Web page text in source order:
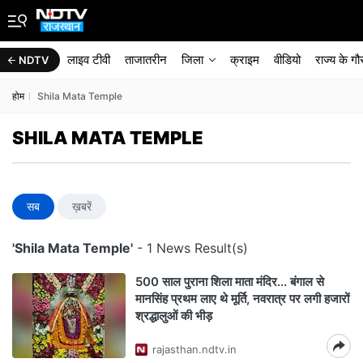
NDTV लाइव टीवी ताजातरीन जिला क्राइम वीडियो राज्‍य के
होम Shila Mata Temple
SHILA MATA TEMPLE
सब ख़बरें
'Shila Mata Temple' - 1 News Result(s)
500 साल पुराना शिला माता मंदिर... बंगाल से
मानसिंह प्रथम लाए थे मूर्ति, नवरात्र पर लगी हजारों
श्रद्धालुओं की भीड़
rajasthan.ndtv.in